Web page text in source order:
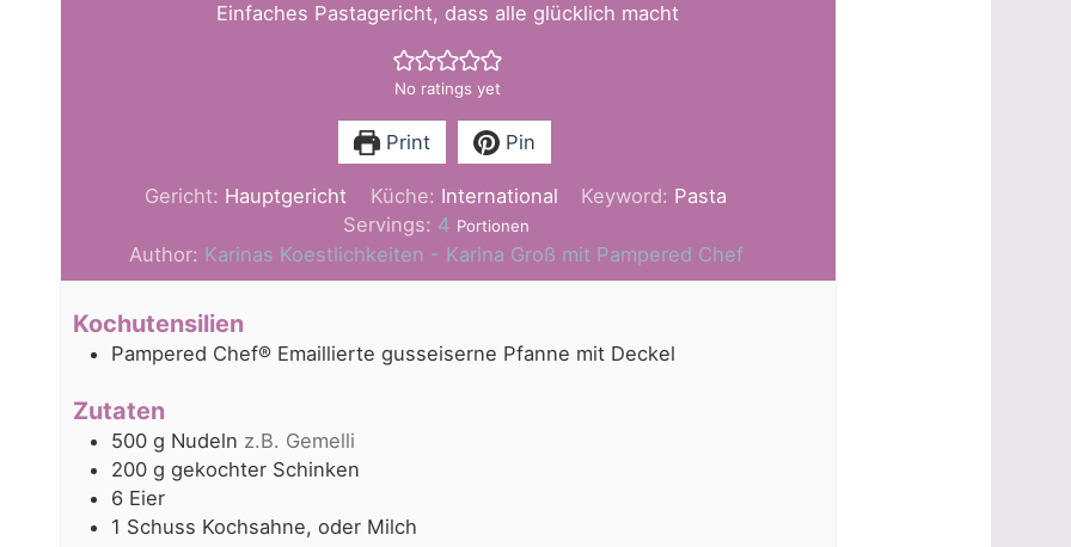
Einfaches Pastagericht, dass alle glücklich macht
No ratings yet
Print Pin
Gericht: Hauptgericht Küche: International Keyword: Pasta
Servings: 4 Portionen
Author: Karinas Koestlichkeiten - Karina Groß mit Pampered Chef
Kochutensilien
Pampered Chef® Emaillierte gusseiserne Pfanne mit Deckel
Zutaten
500 g Nudeln z.B. Gemelli
200 g gekochter Schinken
6 Eier
1 Schuss Kochsahne, oder Milch